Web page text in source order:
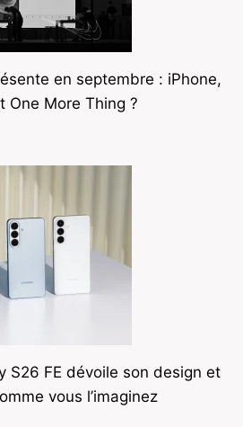
en septembre : iPhone,
One More Thing ?
S26 FE dévoile son design et
vous l’imaginez